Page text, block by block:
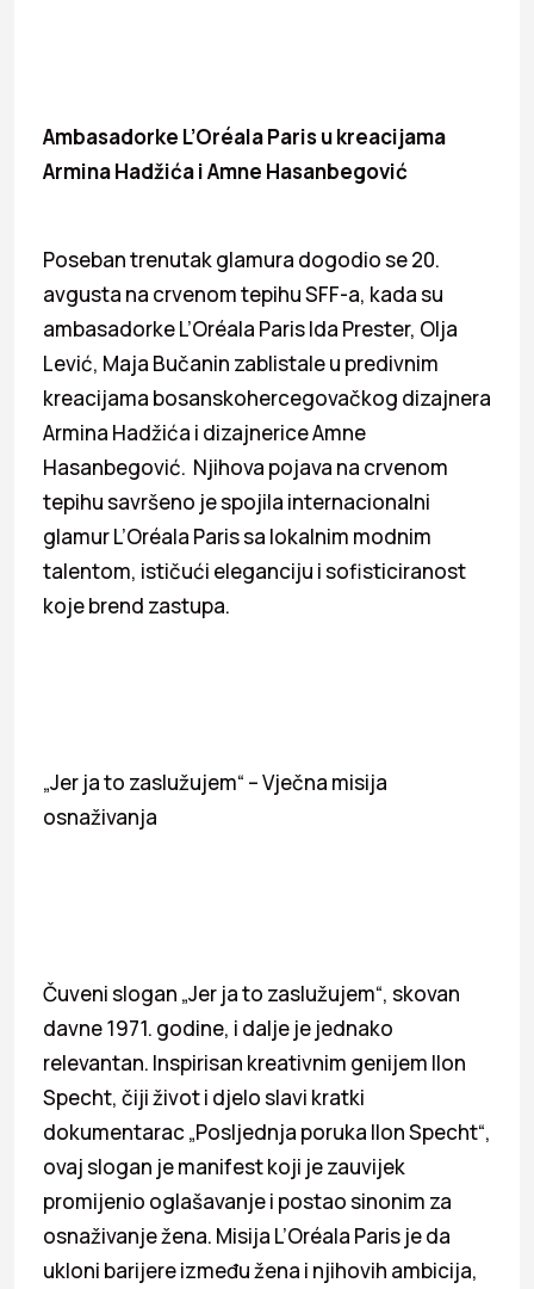
Ambasadorke L’Oréala Paris u kreacijama
Armina Hadžića i Amne Hasanbegović
Poseban trenutak glamura dogodio se 20.
avgusta na crvenom tepihu SFF-a, kada su
ambasadorke L’Oréala Paris Ida Prester, Olja
Lević, Maja Bučanin zablistale u predivnim
kreacijama bosanskohercegovačkog dizajnera
Armina Hadžića i dizajnerice Amne
Hasanbegović. Njihova pojava na crvenom
tepihu savršeno je spojila internacionalni
glamur L’Oréala Paris sa lokalnim modnim
talentom, ističući eleganciju i sofisticiranost
koje brend zastupa.
„Jer ja to zaslužujem“ – Vječna misija
osnaživanja
Čuveni slogan „Jer ja to zaslužujem“, skovan
davne 1971. godine, i dalje je jednako
relevantan. Inspirisan kreativnim genijem Ilon
Specht, čiji život i djelo slavi kratki
dokumentarac „Posljednja poruka Ilon Specht“,
ovaj slogan je manifest koji je zauvijek
promijenio oglašavanje i postao sinonim za
osnaživanje žena. Misija L’Oréala Paris je da
ukloni barijere između žena i njihovih ambicija,